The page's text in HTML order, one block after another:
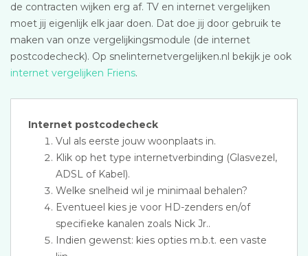
de contracten wijken erg af. TV en internet vergelijken
moet jij eigenlijk elk jaar doen. Dat doe jij door gebruik te
maken van onze vergelijkingsmodule (de internet
postcodecheck). Op snelinternetvergelijken.nl bekijk je ook
internet vergelijken Friens.
Internet postcodecheck
Vul als eerste jouw woonplaats in.
Klik op het type internetverbinding (Glasvezel,
ADSL of Kabel).
Welke snelheid wil je minimaal behalen?
Eventueel kies je voor HD-zenders en/of
specifieke kanalen zoals Nick Jr..
Indien gewenst: kies opties m.b.t. een vaste